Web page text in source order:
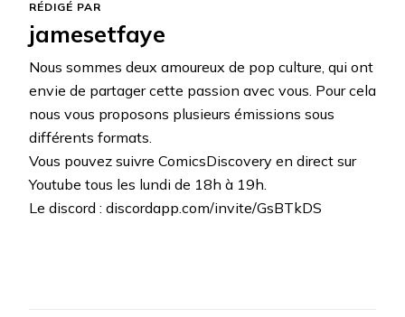
RÉDIGÉ PAR
jamesetfaye
Nous sommes deux amoureux de pop culture, qui ont
envie de partager cette passion avec vous. Pour cela
nous vous proposons plusieurs émissions sous
différents formats.
Vous pouvez suivre ComicsDiscovery en direct sur
Youtube tous les lundi de 18h à 19h.
Le discord : discordapp.com/invite/GsBTkDS